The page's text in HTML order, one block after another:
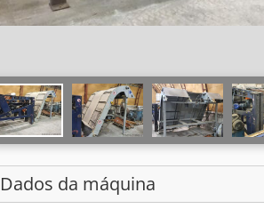
Dados da máquina